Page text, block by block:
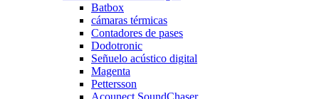
Batbox
cámaras térmicas
Contadores de pases
Dodotronic
Señuelo acústico digital
Magenta
Pettersson
Acounect SoundChaser